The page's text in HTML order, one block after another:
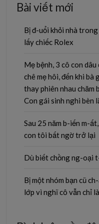
Bài viết mới
Bị đ-uổi khỏi nhà
lấy chiếc Rolex
Mẹ bệnh, 3 cô con
chê mẹ hôi, đến khi bà
thay phiên nhau
Con gái sinh nghi bèn
Sau 25 năm b-iến m-
con tôi bất ngờ trở lại
Dù biết chồng ng-oại
Bị một nhóm bạn cũ
lớp vì nghĩ cô vẫn chỉ